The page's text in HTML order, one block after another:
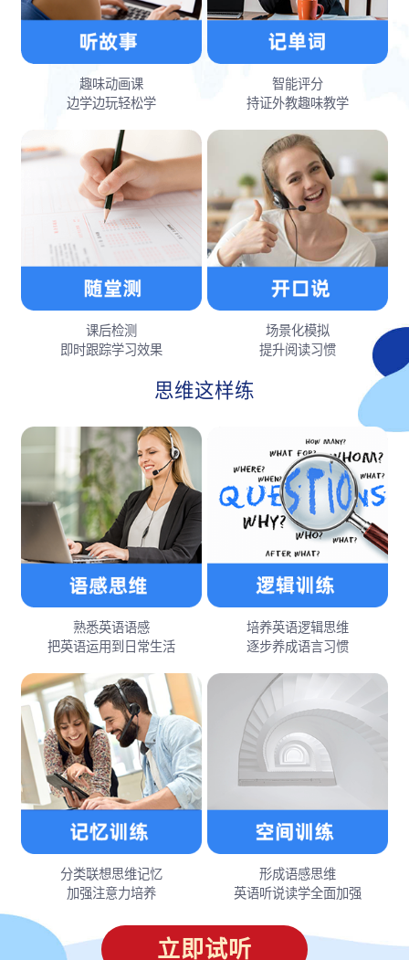
趣味动画课
边学边玩轻松学
智能评分
持证外教趣味教学
课后检测
即时跟踪学习效果
场景化模拟
提升阅读习惯
思维这样练
熟悉英语语感
把英语运用到日常生活
培养英语逻辑思维
逐步养成语言习惯
分类联想思维记忆
加强注意力培养
形成语感思维
英语听说读学全面加强
立即试听